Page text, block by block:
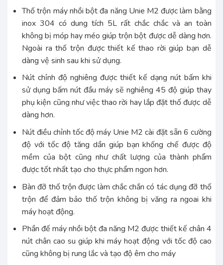
Thố trộn máy nhồi bột đa năng Unie M2 được làm bằng
inox 304 có dung tích 5L rất chắc chắc và an toàn
không bị móp hay méo giúp trộn bột được dễ dàng hơn.
Ngoài ra thố trộn được thiết kế thao rời giúp bạn dễ
dàng vệ sinh sau khi sử dụng.
Nút chỉnh độ nghiêng được thiết kế dạng nút bấm khi
sử dụng bấm nút đầu máy sẽ nghiêng 45 độ giúp thay
phụ kiện cũng như việc thao rời hay lắp đặt thố được dễ
dàng hơn.
Nút điều chỉnh tốc độ máy Unie M2 cài đặt sẵn 6 cường
độ với tốc độ tăng dần giúp bạn khống chế được độ
mềm của bột cũng như chất lượng của thành phẩm
được tốt nhất tạo cho thực phẩm ngon hơn.
Bàn đỡ thố trộn được làm chắc chắn có tác dụng đỡ thố
trộn để đảm bảo thố trộn không bị văng ra ngoai khi
máy hoạt động.
Phần đế máy nhồi bột đa năng M2 được thiết kế chân 4
nút chân cao su giúp khi máy hoạt động với tốc độ cao
cũng không bị rung lắc và tạo độ êm cho máy